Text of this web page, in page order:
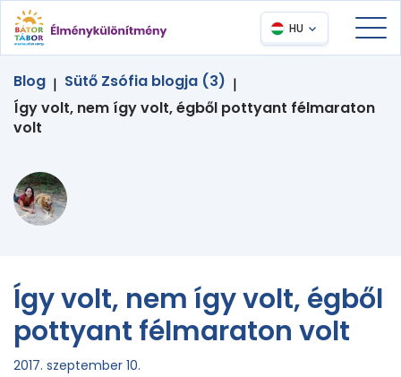
HU
Blog | Sütő Zsófia blogja (3) |
Így volt, nem így volt, égből pottyant félmaraton
volt
Így volt, nem így volt, égből
pottyant félmaraton volt
2017. szeptember 10.